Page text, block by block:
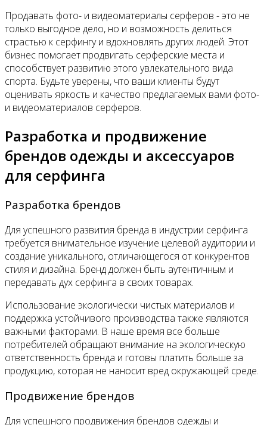
Продавать фото- и видеоматериалы серферов - это не
только выгодное дело, но и возможность делиться
страстью к серфингу и вдохновлять других людей. Этот
бизнес помогает продвигать серферские места и
способствует развитию этого увлекательного вида
спорта. Будьте уверены, что ваши клиенты будут
оценивать яркость и качество предлагаемых вами фото-
и видеоматериалов серферов.
Разработка и продвижение
брендов одежды и аксессуаров
для серфинга
Разработка брендов
Для успешного развития бренда в индустрии серфинга
требуется внимательное изучение целевой аудитории и
создание уникального, отличающегося от конкурентов
стиля и дизайна. Бренд должен быть аутентичным и
передавать дух серфинга в своих товарах.
Использование экологически чистых материалов и
поддержка устойчивого производства также являются
важными факторами. В наше время все больше
потребителей обращают внимание на экологическую
ответственность бренда и готовы платить больше за
продукцию, которая не наносит вред окружающей среде.
Продвижение брендов
Для успешного продвижения брендов одежды и